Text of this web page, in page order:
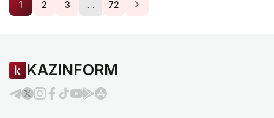
1 2 3 … 72
KAZINFORM